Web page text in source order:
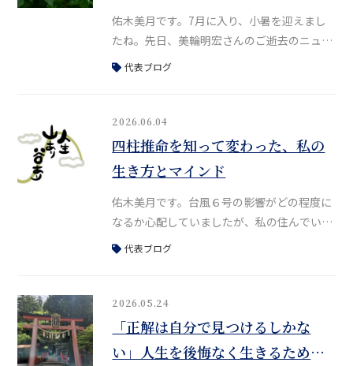
佑木美月です。7月に入り、小暑を迎えまし
たね。先日、美輪明宏さんのご逝去のニュー
スがありました。かねてより体調が優れない
やはり寂しさがこみ上げます。私は美輪さん
のファンで、30代の頃は大阪で、舞台「黒蜥
蜴」や「毛皮のマリー」、「愛の讃歌〜エデ
ィット・ピアフ物語〜」などをよく観に行っ
ていました。当時、美輪さんはすでに80
代表ブログ
2026.06.04
四柱推命を知って変わった、私の
生き方とマインド
佑木美月です。台風６号の影響がどの程度に
なるか心配していましたが、私の住んでいる
地域はそこまでひどくなく、ほっと一安心し
た。対面鑑定は、昨年は奈良オフィスとオン
ラインのみで受け付けていましたが、現在は
大阪での対面鑑定も再開しています。さて、
今日は改めて、私が四柱推命を知っていて救
代表ブログ
2026.05.24
「正解は自分で見つけるしかな
い」人生を後悔なく生きるために